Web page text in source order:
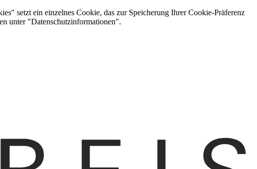
setzt ein einzelnes Cookie, das zur Speicherung Ihrer Cookie-Präferenz
unter "Datenschutzinformationen".